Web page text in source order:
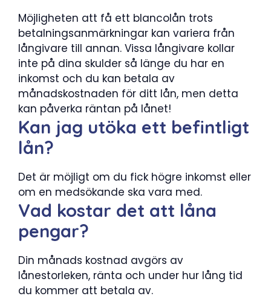
Möjligheten att få ett blancolån trots
betalningsanmärkningar kan variera från
långivare till annan. Vissa långivare kollar
inte på dina skulder så länge du har en
inkomst och du kan betala av
månadskostnaden för ditt lån, men detta
kan påverka räntan på lånet!
Kan jag utöka ett befintligt
lån?
Det är möjligt om du fick högre inkomst eller
om en medsökande ska vara med.
Vad kostar det att låna
pengar?
Din månads kostnad avgörs av
lånestorleken, ränta och under hur lång tid
du kommer att betala av.